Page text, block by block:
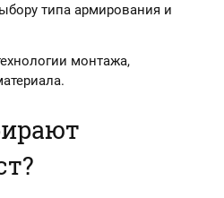
типа армирования и
монтажа,